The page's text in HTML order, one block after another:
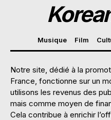
Musique Film
Notre site, dédié à la
France, fonctionne sur un
utilisons les revenus des
mais comme moyen de
Cela contribue à enrichir